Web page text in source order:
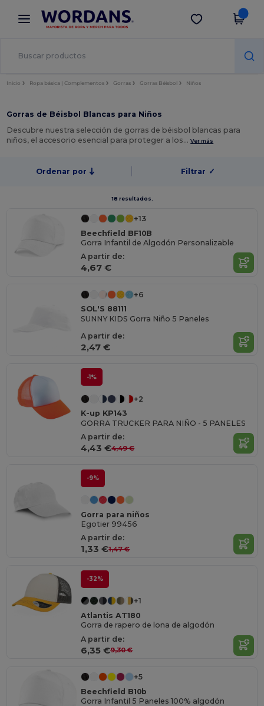
× App de Wordans
¡Mejores precios en app!
Descargar app
Inicio Ropa básica | Complementos Gorras Gorras Béisbol Niños
Gorras de Béisbol Blancas para Niños
Descubre nuestra selección de gorras de béisbol blancas para
niños, el accesorio esencial para proteger a los…Ver más
Ordenar por Filtrar ✓
18 resultados.
+13
Beechfield BF10B
Gorra Infantil de Algodón Personalizable
A partir de:
4,67 €
+6
SOL'S 88111
SUNNY KIDS Gorra Niño 5 Paneles
A partir de:
2,47 €
-1%
+2
K-up KP143
GORRA TRUCKER PARA NIÑO - 5 PANELES
A partir de:
4,43 €4,49 €
-9%
Gorra para niños
Egotier 99456
A partir de:
1,33 €1,47 €
-32%
+1
Atlantis AT180
Gorra de rapero de lona de algodón
A partir de:
6,35 €9,30 €
+5
Beechfield B10b
Gorra Infantil 5 Paneles 100% algodón